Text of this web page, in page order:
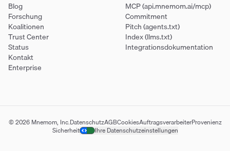
Blog
Forschung
Koalitionen
Trust Center
Status
Kontakt
Enterprise
MCP (api.mnemom.ai/mcp)
Commitment
Pitch (agents.txt)
Index (llms.txt)
Integrationsdokumentation
© 2026 Mnemom, Inc.DatenschutzAGBCookiesAuftragsverarbeiterProvenienz
Sicherheit
Ihre Datenschutzeinstellungen